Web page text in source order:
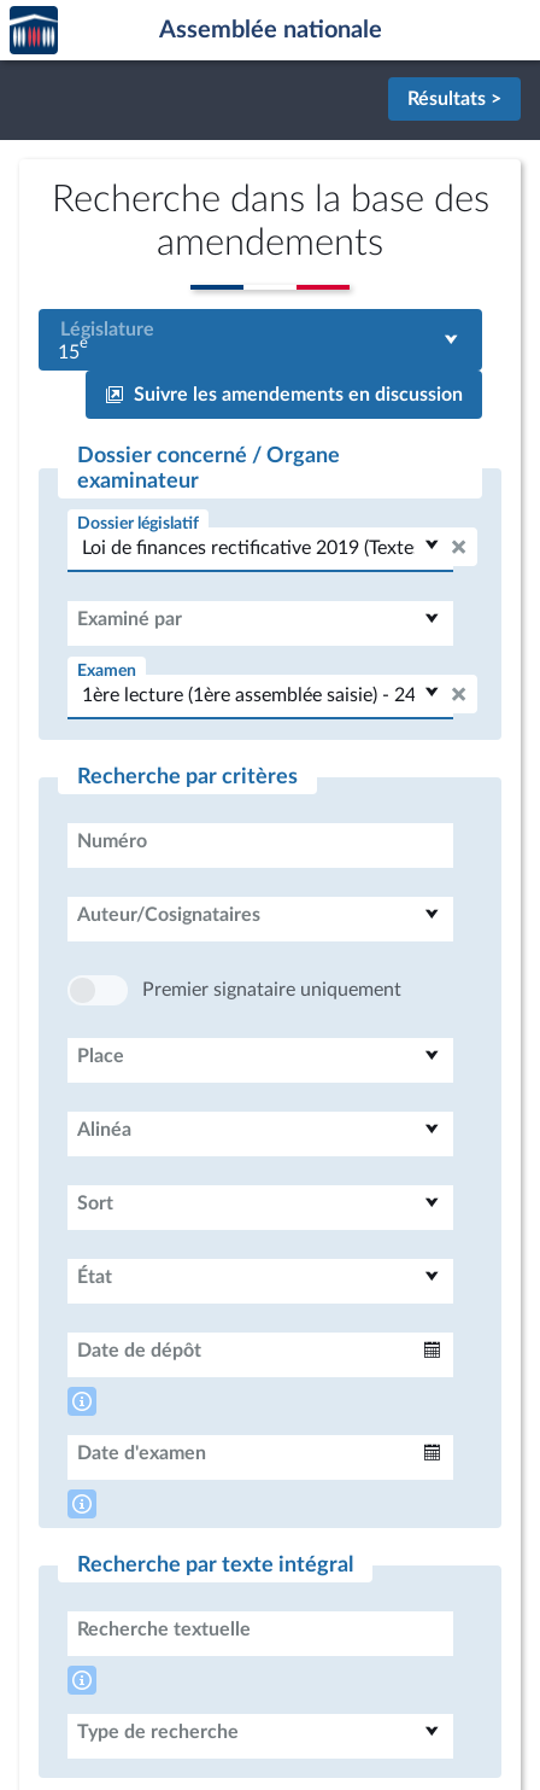
Aller au contenu
Aller en bas de la page
Accèder
à la
page
Assemblée nationale
Résultats >
Recherche dans la base des
amendements
Législature
15e
Suivre les amendements en discussion
Dossier concerné / Organe
examinateur
Dossier législatif
Examiné par
Examen
Recherche par critères
Numéro
Auteur/Cosignataires
Premier signataire uniquement
Place
Alinéa
Sort
État
Date de dépôt
Date d'examen
Recherche par texte intégral
Recherche textuelle
Type de recherche